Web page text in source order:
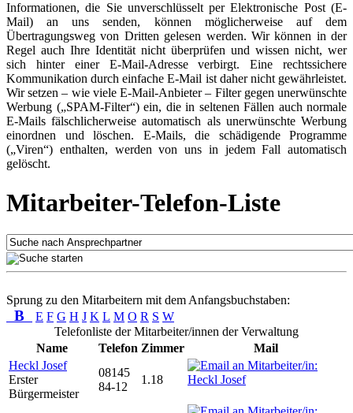
Informationen, die Sie unverschlüsselt per Elektronische Post (E-
Mail) an uns senden, können möglicherweise auf dem
Übertragungsweg von Dritten gelesen werden. Wir können in der
Regel auch Ihre Identität nicht überprüfen und wissen nicht, wer
sich hinter einer E-Mail-Adresse verbirgt. Eine rechtssichere
Kommunikation durch einfache E-Mail ist daher nicht gewährleistet.
Wir setzen – wie viele E-Mail-Anbieter – Filter gegen unerwünschte
Werbung („SPAM-Filter“) ein, die in seltenen Fällen auch normale
E-Mails fälschlicherweise automatisch als unerwünschte Werbung
einordnen und löschen. E-Mails, die schädigende Programme
(„Viren“) enthalten, werden von uns in jedem Fall automatisch
gelöscht.
Mitarbeiter-Telefon-Liste
Sprung zu den Mitarbeitern mit dem Anfangsbuchstaben:
B E F G H J K L M O R S W
Telefonliste der Mitarbeiter/innen der Verwaltung
Name
Telefon Zimmer
Mail
Heckl Josef
Erster
Bürgermeister
08145
84-12
1.18